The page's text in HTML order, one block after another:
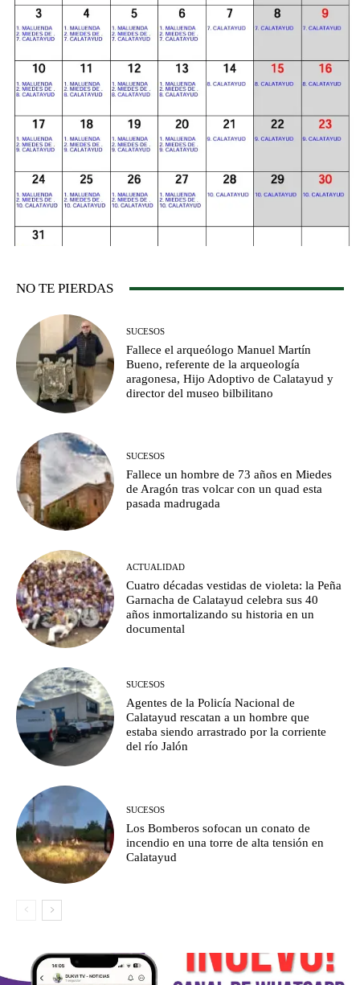
NO TE PIERDAS
SUCESOS
Fallece el arqueólogo Manuel Martín
Bueno, referente de la arqueología
aragonesa, Hijo Adoptivo de Calatayud y
director del museo bilbilitano
SUCESOS
Fallece un hombre de 73 años en Miedes
de Aragón tras volcar con un quad esta
pasada madrugada
ACTUALIDAD
Cuatro décadas vestidas de violeta: la Peña
Garnacha de Calatayud celebra sus 40
años inmortalizando su historia en un
documental
SUCESOS
Agentes de la Policía Nacional de
Calatayud rescatan a un hombre que
estaba siendo arrastrado por la corriente
del río Jalón
SUCESOS
Los Bomberos sofocan un conato de
incendio en una torre de alta tensión en
Calatayud